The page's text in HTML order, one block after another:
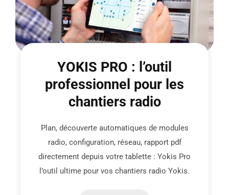
YOKIS PRO : l’outil
professionnel pour les
chantiers radio
Plan, découverte automatiques de modules
radio, configuration, réseau, rapport pdf
directement depuis votre tablette : Yokis Pro
l’outil ultime pour vos chantiers radio Yokis.